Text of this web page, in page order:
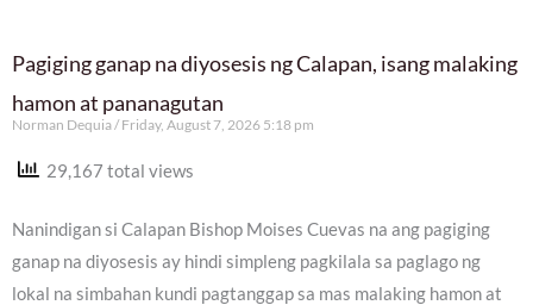
Pagiging ganap na diyosesis ng Calapan, isang malaking
hamon at pananagutan
Norman Dequia Friday, August 7, 2026 5:18 pm
29,167 total views
Nanindigan si Calapan Bishop Moises Cuevas na ang pagiging
ganap na diyosesis ay hindi simpleng pagkilala sa paglago ng
lokal na simbahan kundi pagtanggap sa mas malaking hamon at